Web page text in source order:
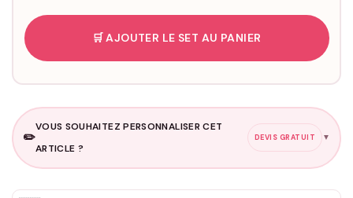
🛒 AJOUTER LE SET AU PANIER
✏️
VOUS SOUHAITEZ PERSONNALISER CET
ARTICLE ?
DEVIS GRATUIT ▼